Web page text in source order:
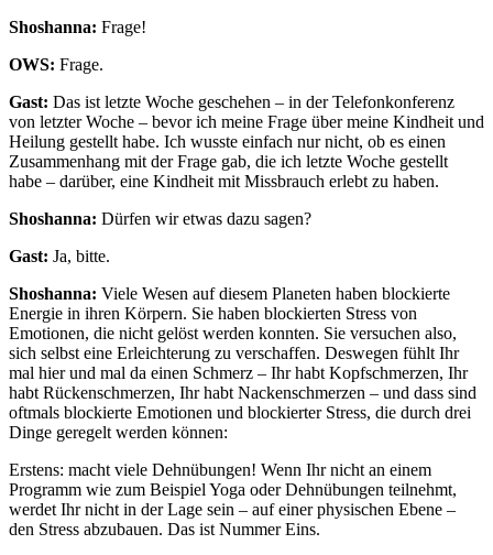
Shoshanna: Frage!
OWS: Frage.
Gast: Das ist letzte Woche geschehen – in der Telefonkonferenz
von letzter Woche – bevor ich meine Frage über meine Kindheit und
Heilung gestellt habe. Ich wusste einfach nur nicht, ob es einen
Zusammenhang mit der Frage gab, die ich letzte Woche gestellt
habe – darüber, eine Kindheit mit Missbrauch erlebt zu haben.
Shoshanna: Dürfen wir etwas dazu sagen?
Gast: Ja, bitte.
Shoshanna: Viele Wesen auf diesem Planeten haben blockierte
Energie in ihren Körpern. Sie haben blockierten Stress von
Emotionen, die nicht gelöst werden konnten. Sie versuchen also,
sich selbst eine Erleichterung zu verschaffen. Deswegen fühlt Ihr
mal hier und mal da einen Schmerz – Ihr habt Kopfschmerzen, Ihr
habt Rückenschmerzen, Ihr habt Nackenschmerzen – und dass sind
oftmals blockierte Emotionen und blockierter Stress, die durch drei
Dinge geregelt werden können:
Erstens: macht viele Dehnübungen! Wenn Ihr nicht an einem
Programm wie zum Beispiel Yoga oder Dehnübungen teilnehmt,
werdet Ihr nicht in der Lage sein – auf einer physischen Ebene –
den Stress abzubauen. Das ist Nummer Eins.